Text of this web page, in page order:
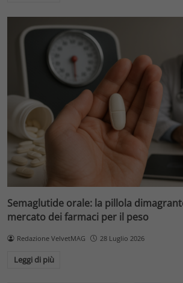
Semaglutide orale: la pillola
mercato dei farmaci per il peso
Redazione VelvetMAG 28 Luglio 2026
Leggi di più